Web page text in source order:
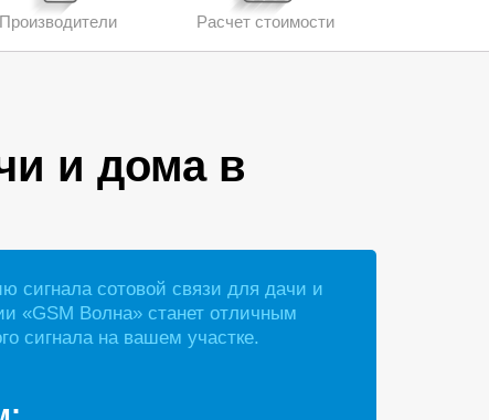
Производители Расчет стоимости
и дома в
сигнала сотовой связи для дачи и
«GSM Волна» станет отличным
сигнала на вашем участке.